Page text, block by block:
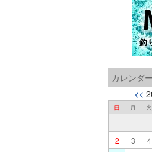
カレンダー
<<
日 月 火
2
3 4